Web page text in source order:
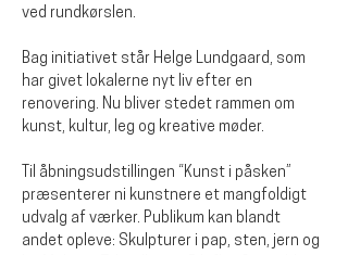
ved rundkørslen.
Bag initiativet står Helge Lundgaard, som
har givet lokalerne nyt liv efter en
renovering. Nu bliver stedet rammen om
kunst, kultur, leg og kreative møder.
Til åbningsudstillingen “Kunst i påsken”
præsenterer ni kunstnere et mangfoldigt
udvalg af værker. Publikum kan blandt
andet opleve: Skulpturer i pap, sten, jern og